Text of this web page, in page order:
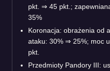
pkt. ⇒ 45 pkt.;
35%
Koronacja: obrażenia od
ataku: 30% ⇒ 25%; moc
pkt.
Przedmioty Pandory III: